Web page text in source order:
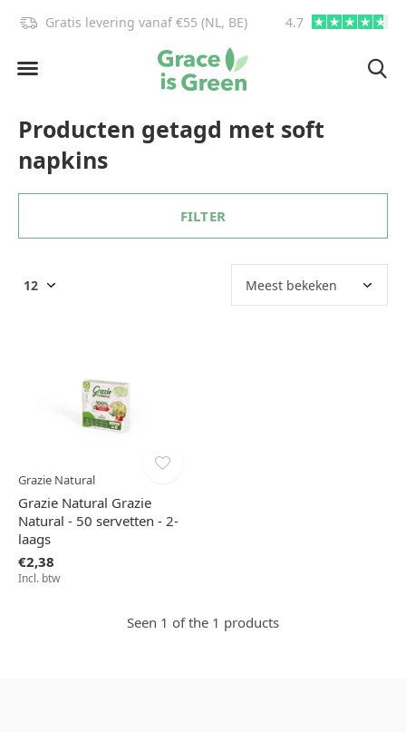
Gratis levering vanaf €55 (NL, BE) 4.7
Producten getagd met soft
napkins
FILTER
Grazie Natural
Grazie Natural Grazie
Natural - 50 servetten - 2-
laags
€2,38
Incl. btw
Seen 1 of the 1 products